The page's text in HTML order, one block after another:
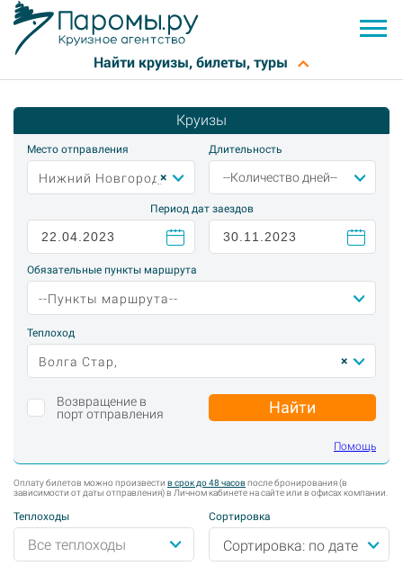
Круизы
Место отправления
Нижний Новгород,×
Длительность
--Количество дней--
Период дат заездов
Обязательные пункты маршрута
--Пункты маршрута--
Теплоход
Волга Стар, ×
Возвращение в
порт отправления
Найти
Помощь
Оплату билетов можно произвести в срок до 48 часовпосле бронирования (в
зависимости от даты отправления) в Личном кабинете на сайте или в офисах компании.
Теплоходы Сортировка
Сортировка: по дате